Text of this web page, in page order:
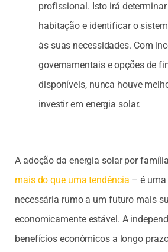
profissional. Isto irá
habitação e identificar o
às suas necessidades. Com
governamentais e opções de
disponíveis, nunca houve
investir em energia solar.
A adoção da energia solar por
mais do que uma tendência – é
necessária rumo a um futuro mais
economicamente estável. A
benefícios económicos a longo